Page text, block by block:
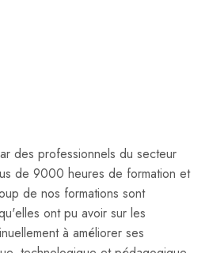
des professionnels du secteur
de 9000 heures de formation et
de nos formations sont
ont pu avoir sur les
à améliorer ses